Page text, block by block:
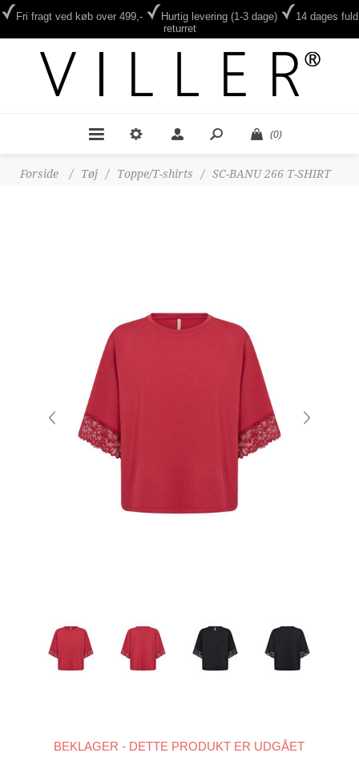
Fri fragt ved køb over 499,- Hurtig levering (1-3 dage)
14 dages fuld
returret
(0)
Forside / Tøj / Toppe/T-shirts / SC-BANU 266 T-SHIRT
BEKLAGER - DETTE PRODUKT ER UDGÅET